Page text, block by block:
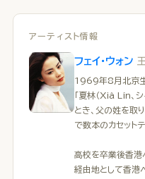
アーティスト情報
フェイ・ウォン
1969年8月北京生
「夏林（Xià Lín、
とき、父の姓を取
で数本のカセット
高校を卒業後香港
経由地として香港